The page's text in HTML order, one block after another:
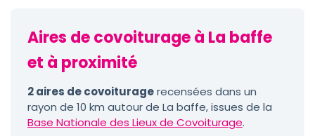
Aires de covoiturage à La baffe
et à proximité
2 aires de covoituragerecensées dans un
rayon de 10 km autour de La baffe, issues de la
Base Nationale des Lieux de Covoiturage.